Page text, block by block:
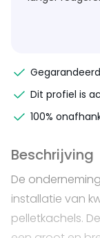
Dit profiel is
100%
Beschrijving
De
installatie van
pelletkachels.